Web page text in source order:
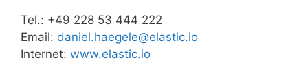
Tel.: +49 228 53 444 222
Email: daniel.haegele@elastic.io
Internet: www.elastic.io